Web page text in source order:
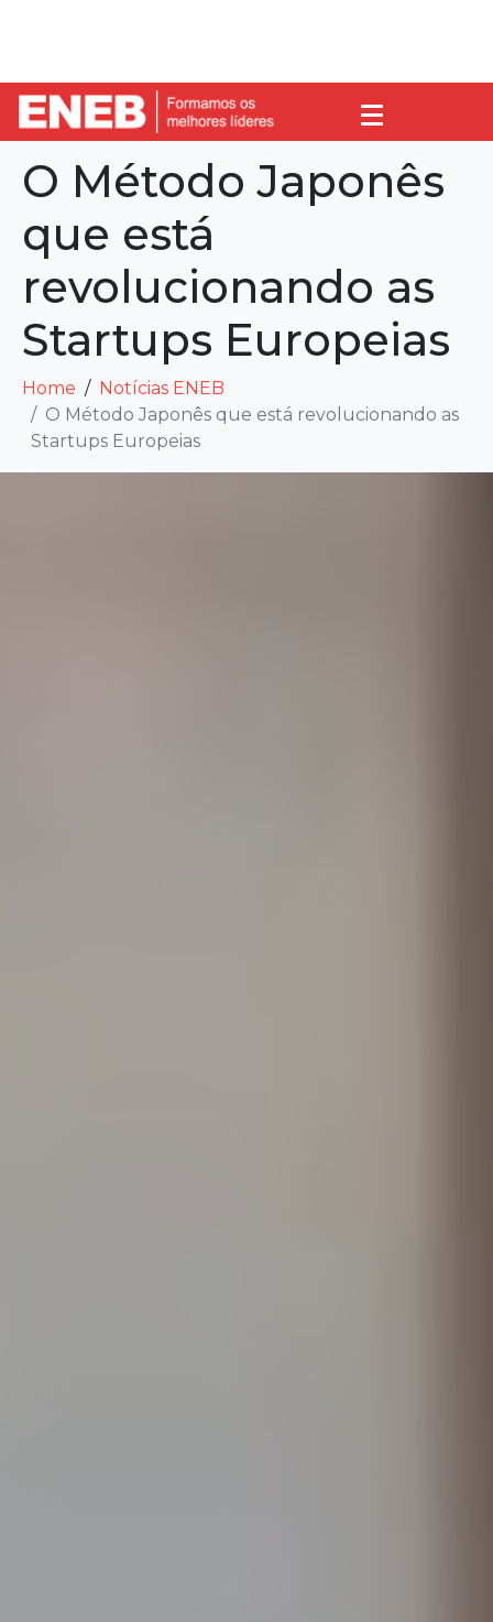
O Método Japonês
que está
revolucionando as
Startups Europeias
Home
Notícias ENEB
O Método Japonês que está revolucionando as
Startups Europeias